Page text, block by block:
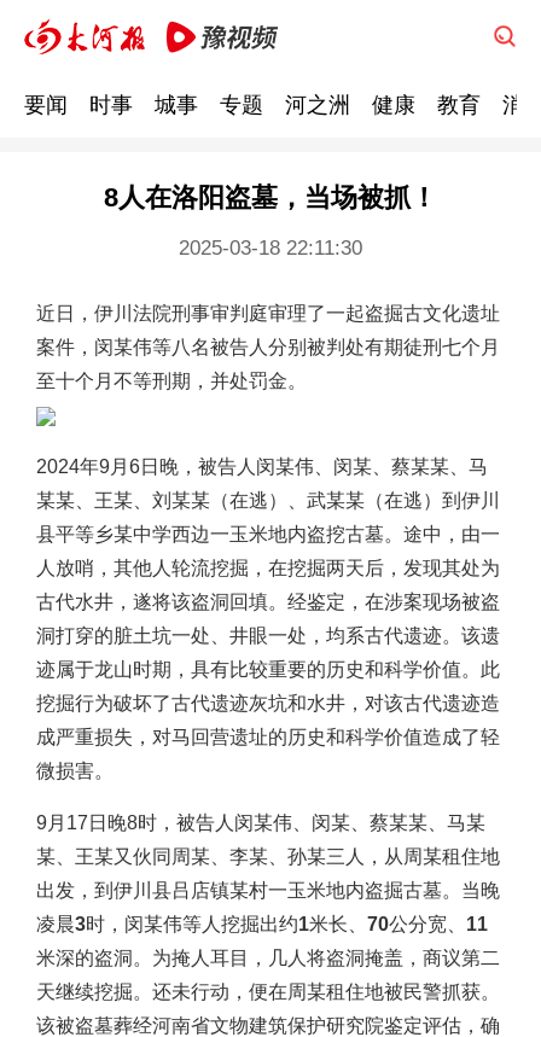
要闻 时事 城事 专题 河之洲 健康 教育 消
8人在洛阳盗墓，当场被抓！
2025-03-18 22:11:30
近日，伊川法院刑事审判庭审理了一起盗掘古文化遗址
案件，闵某伟等八名被告人分别被判处有期徒刑七个月
至十个月不等刑期，并处罚金。
2024年9月6日晚，被告人闵某伟、闵某、蔡某某、马
某某、王某、刘某某（在逃）、武某某（在逃） 到伊川
县平等乡某中学西边一玉米地内盗挖古墓。途中，由一
人放哨，其他人轮流挖掘，在挖掘两天后，发现其处为
古代水井，遂将该盗洞回填。经鉴定，在涉案现场被盗
洞打穿的脏土坑一处、井眼一处，均系古代遗迹。该遗
迹属于龙山时期，具有比较重要的历史和科学价值。此
挖掘行为破坏了古代遗迹灰坑和水井，对该古代遗迹造
成严重损失，对马回营遗址的历史和科学价值造成了轻
微损害。
9月17日晚8时，被告人闵某伟、闵某、蔡某某、马某
某、王某又伙同周某、李某、孙某三人，从周某租住地
出发， 到伊川县吕店镇某村一玉米地内盗掘古墓。当晚
凌晨3时，闵某伟等人挖掘出约1米长、70公分宽、11
米深的盗洞。为掩人耳目，几人将盗洞掩盖，商议第二
天继续挖掘。还未行动，便在周某租住地被民警抓获。
该被盗墓葬经河南省文物建筑保护研究院鉴定评估，确